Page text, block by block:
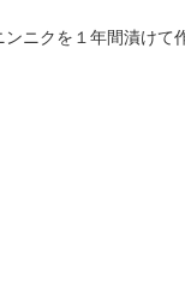
ニクを１年間漬け